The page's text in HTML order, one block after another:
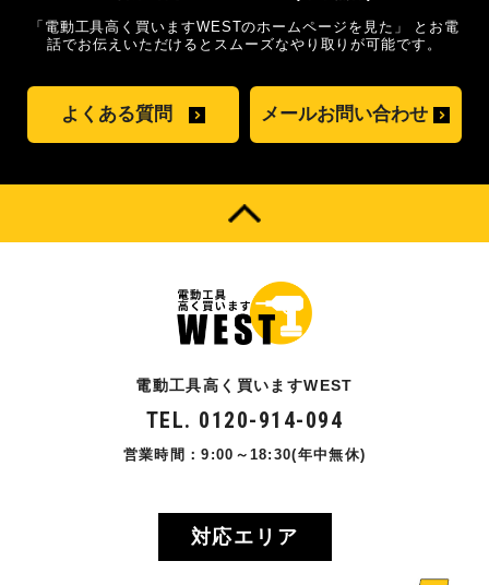
「電動工具高く買いますWESTのホームページを見た」
とお電
話でお伝えいただけるとスムーズなやり取りが可能です。
よくある質問 メールお問い合わせ
電動工具高く買いますWEST
TEL. 0120-914-094
営業時間：9:00～18:30(年中無休)
対応エリア